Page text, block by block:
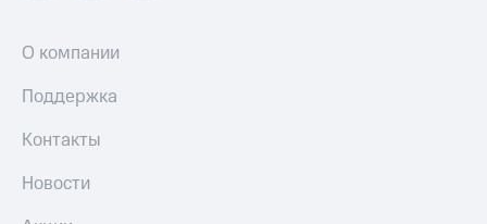
О компании
Поддержка
Контакты
Новости